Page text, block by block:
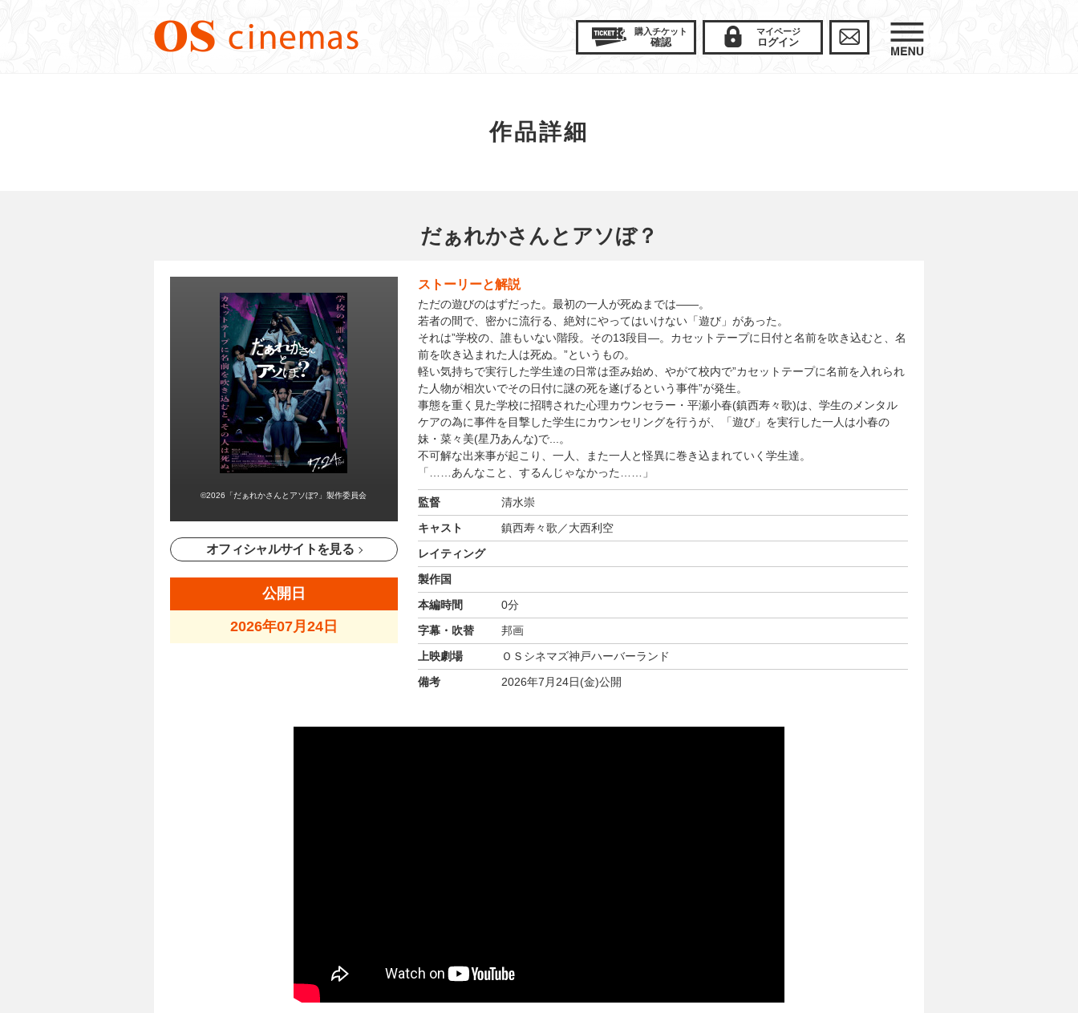
購入チケット
確認
マイページ
ログイン
作品詳細
だぁれかさんとアソぼ？
©2026「だぁれかさんとアソぼ?」製作委員会
オフィシャルサイトを見る
公開日
2026年07月24日
ストーリーと解説
ただの遊びのはずだった。最初の一人が死ぬまでは――。
若者の間で、密かに流行る、絶対にやってはいけない「遊び」があった。
それは”学校の、誰もいない階段。その13段目—。カセットテープに日付と名前を吹き込むと、名
前を吹き込まれた人は死ぬ。”というもの。
軽い気持ちで実行した学生達の日常は歪み始め、やがて校内で”カセットテープに名前を入れられ
た人物が相次いでその日付に謎の死を遂げるという事件”が発生。
事態を重く見た学校に招聘された心理カウンセラー・平瀬小春(鎮西寿々歌)は、学生のメンタル
ケアの為に事件を目撃した学生にカウンセリングを行うが、「遊び」を実行した一人は小春の
妹・菜々美(星乃あんな)で...。
不可解な出来事が起こり、一人、また一人と怪異に巻き込まれていく学生達。
「……あんなこと、するんじゃなかった……」
監督
清水崇
キャスト
鎮西寿々歌／大西利空
レイティング
製作国
本編時間
0分
字幕・吹替
邦画
上映劇場
ＯＳシネマズ神戸ハーバーランド
備考
2026年7月24日(金)公開